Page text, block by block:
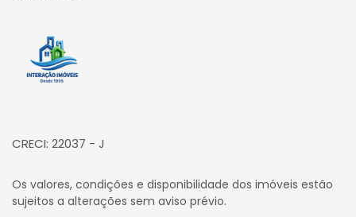
Página inicial
CRECI: 22037 - J
Os valores, condições e disponibilidade dos imóveis estão
sujeitos a alterações sem aviso prévio.